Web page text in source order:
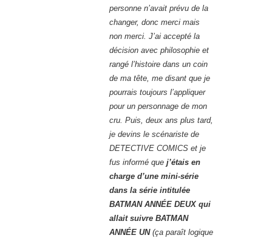
personne n’avait prévu de la
changer, donc merci mais
non merci. J’ai accepté la
décision avec philosophie et
rangé l’histoire dans un coin
de ma tête, me disant que je
pourrais toujours l’appliquer
pour un personnage de mon
cru. Puis, deux ans plus tard,
je devins le scénariste de
DETECTIVE COMICS et je
fus informé que j’étais en
charge d’une mini-série
dans la série intitulée
BATMAN ANNÉE DEUX qui
allait suivre BATMAN
ANNÉE UN(ça paraît logique